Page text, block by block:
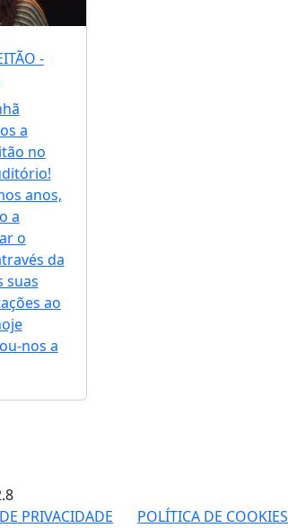
-
a
no
anos,
a
o
da
suas
ao
nos a
PRIVACIDADE POLÍTICA DE COOKIES